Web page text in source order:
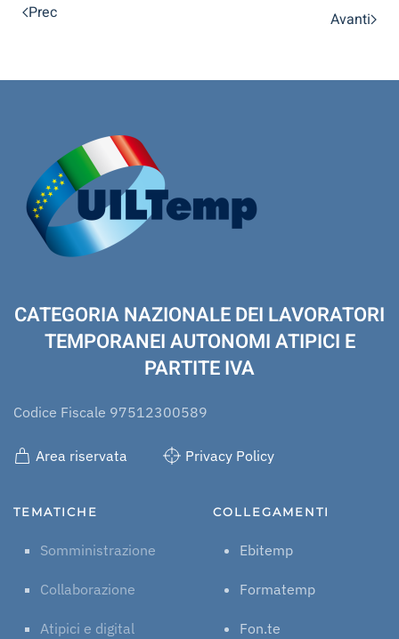
Prec Avanti
CATEGORIA NAZIONALE DEI LAVORATORI
TEMPORANEI AUTONOMI ATIPICI E
PARTITE IVA
Codice Fiscale 97512300589
Area riservata Privacy Policy
TEMATICHE
Somministrazione
Collaborazione
Atipici e digital
COLLEGAMENTI
Ebitemp
Formatemp
Fon.te